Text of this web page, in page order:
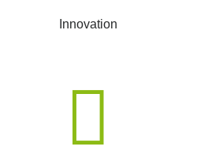
Innovation